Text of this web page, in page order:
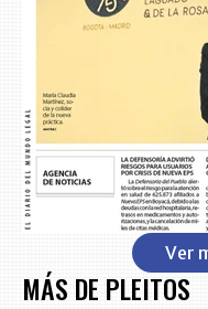
Ver
MÁS DE PLEITOS